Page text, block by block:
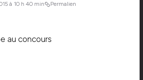
à 10 h 40 min Permalien
au concours